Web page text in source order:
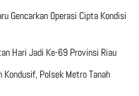
Gencarkan Operasi Cipta Kondisi
Hari Jadi Ke-69 Provinsi Riau
Kondusif, Polsek Metro Tanah